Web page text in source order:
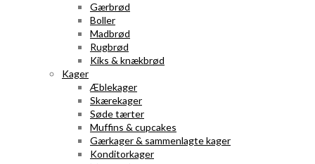
Gærbrød
Boller
Madbrød
Rugbrød
Kiks & knækbrød
Kager
Æblekager
Skærekager
Søde tærter
Muffins & cupcakes
Gærkager & sammenlagte kager
Konditorkager